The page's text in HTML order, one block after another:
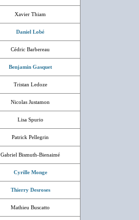
Xavier Thiam
Daniel Lobé
Cédric Barbereau
Benjamin Gasquet
Tristan Ledoze
Nicolas Justamon
Lisa Spurio
Patrick Pellegrin
Gabriel Bismuth-Bienaimé
Cyrille Monge
Thierry Desroses
Mathieu Buscatto